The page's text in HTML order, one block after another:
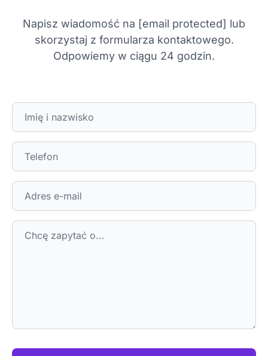
Napisz wiadomość na [email protected] lub
skorzystaj z formularza kontaktowego.
Odpowiemy w ciągu 24 godzin.